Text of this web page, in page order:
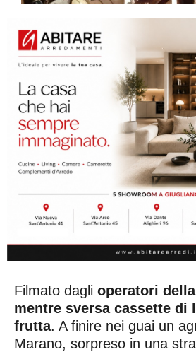
Filmato dagli operatori
mentre sversa cassette di
frutta. A finire nei guai un
Marano, sorpreso in una